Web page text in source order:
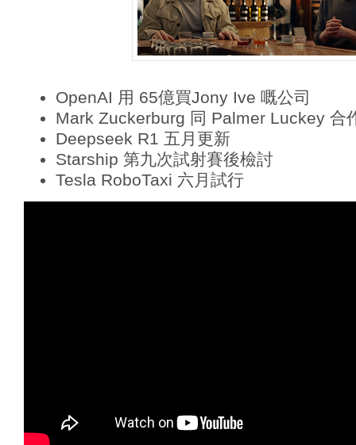
OpenAI 用 65億買Jony Ive 嘅公司
Mark Zuckerburg 同 Palmer Luckey 合
Deepseek R1 五月更新
Starship 第九次試射賽後檢討
Tesla RoboTaxi 六月試行